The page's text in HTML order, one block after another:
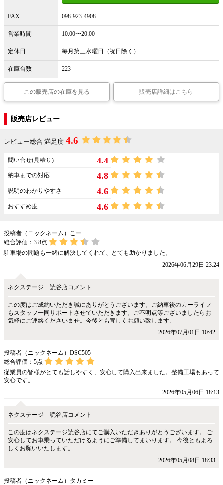
FAX 098-923-4908
営業時間 10:00〜20:00
定休日 毎月第三水曜日（祝日除く）
在庫台数 223
この販売店の在庫を見る 販売店詳細はこちら
販売店レビュー
レビュー総合 満足度 4.6
問い合せ(見積り) 4.4
納車までの対応 4.8
説明のわかりやすさ 4.6
おすすめ度 4.6
投稿者（ニックネーム）こー
総合評価： 3.8点
駐車場の問題も一緒に解決してくれて、とても助かりました。
2026年06月29日 23:24
ネクステージ 読谷店コメント
この度はご成約いただき誠にありがとうございます。ご納車後のカーライフ
もスタッフ一同サポートさせていただきます。ご不明点等ございましたらお
気軽にご連絡くださいませ。今後とも宜しくお願い致します。
2026年07月01日 10:42
投稿者（ニックネーム）DSC505
総合評価： 5点
従業員の皆様がとても話しやすく、安心して購入出来ました。整備工場もあって
安心です。
2026年05月06日 18:13
ネクステージ 読谷店コメント
この度はネクステージ読谷店にてご購入いただきありがとうございます。 ご
安心してお車乗っていただけるようにご準備してまいります。 今後ともよろ
しくお願いいたします。
2026年05月08日 18:33
投稿者（ニックネーム）タカミー